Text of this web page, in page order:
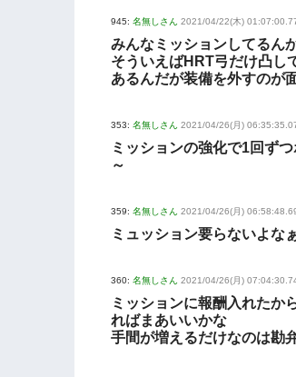
945: 名無しさん 2021/04/22(木)
みんなミッションしてるん
そういえばHRT弓だけ凸し
あるんだが装備を外すのが
353: 名無しさん 2021/04/26(月)
ミッションの強化で1回ず
～
359: 名無しさん 2021/04/26(月)
ミュッション要らないよな
360: 名無しさん 2021/04/26(月)
ミッションに報酬入れたか
ればまあいいかな
手間が増えるだけなのは勘